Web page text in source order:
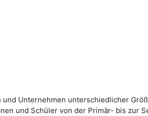
Unternehmen unterschiedlicher
und Schüler von der Primär- bis zur